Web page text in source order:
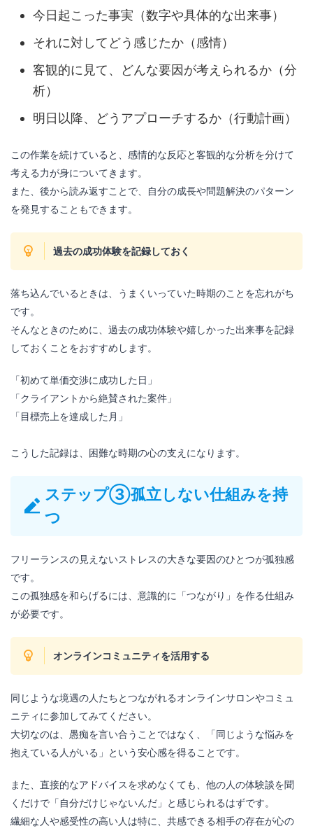
今日起こった事実（数字や具体的な出来事）
それに対してどう感じたか（感情）
客観的に見て、どんな要因が考えられるか（分
析）
明日以降、どうアプローチするか（行動計画）
この作業を続けていると、感情的な反応と客観的な分析を分けて
考える力が身についてきます。
また、後から読み返すことで、自分の成長や問題解決のパターン
を発見することもできます。
過去の成功体験を記録しておく
落ち込んでいるときは、うまくいっていた時期のことを忘れがち
です。
そんなときのために、過去の成功体験や嬉しかった出来事を記録
しておくことをおすすめします。
「初めて単価交渉に成功した日」
「クライアントから絶賛された案件」
「目標売上を達成した月」
こうした記録は、困難な時期の心の支えになります。
ステップ③孤立しない仕組みを持
つ
フリーランスの見えないストレスの大きな要因のひとつが孤独感
です。
この孤独感を和らげるには、意識的に「つながり」を作る仕組み
が必要です。
オンラインコミュニティを活用する
同じような境遇の人たちとつながれるオンラインサロンやコミュ
ニティに参加してみてください。
大切なのは、愚痴を言い合うことではなく、「同じような悩みを
抱えている人がいる」という安心感を得ることです。
また、直接的なアドバイスを求めなくても、他の人の体験談を聞
くだけで「自分だけじゃないんだ」と感じられるはずです。
繊細な人や感受性の高い人は特に、共感できる相手の存在が心の